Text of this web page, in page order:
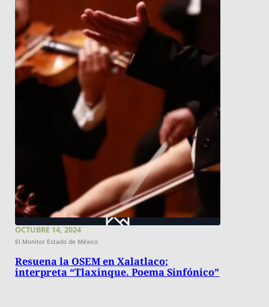
OCTUBRE 14, 2024
El Monitor Estado de México
Resuena la OSEM en Xalatlaco;
interpreta “Tlaxinque. Poema Sinfónico”